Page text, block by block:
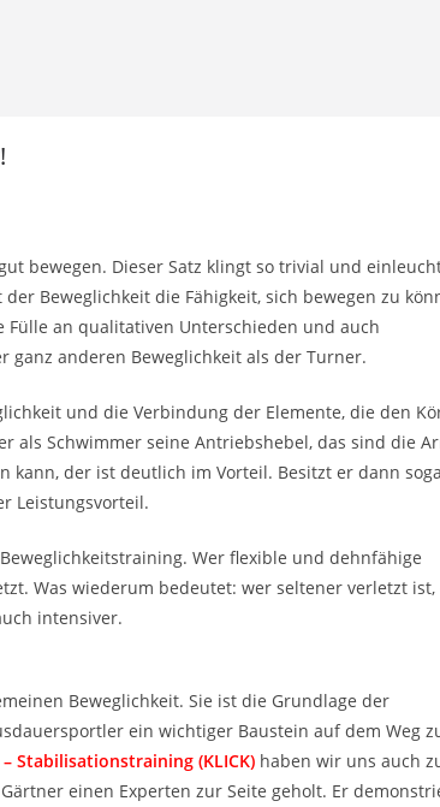
bewegen. Dieser Satz klingt so trivial und
Beweglichkeit die Fähigkeit, sich bewegen zu
an qualitativen Unterschieden und auch
ganz anderen Beweglichkeit als der Turner.
und die Verbindung der Elemente, die den
als Schwimmer seine Antriebshebel, das sind die
kann, der ist deutlich im Vorteil. Besitzt er dann
Leistungsvorteil.
Wer flexible und dehnfähige
Was wiederum bedeutet: wer seltener verletzt
intensiver.
Beweglichkeit. Sie ist die Grundlage der
ein wichtiger Baustein auf dem Weg
Stabilisationstraining (KLICK) haben wir uns auch
einen Experten zur Seite geholt. Er